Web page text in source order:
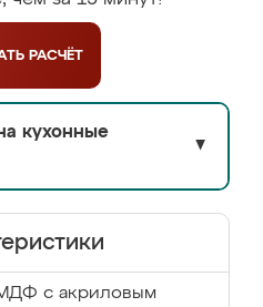
РАСЧЁТ
кухонные
▼
с акриловым